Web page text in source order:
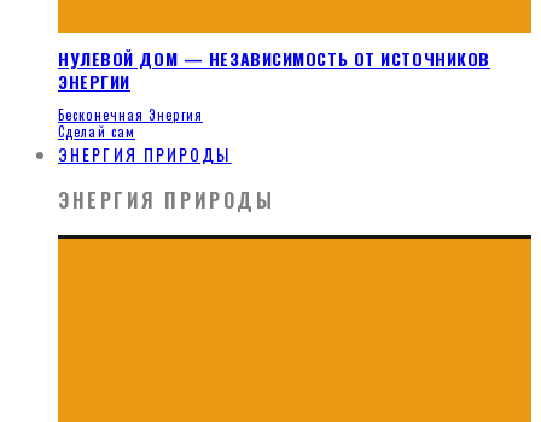
НУЛЕВОЙ ДОМ — НЕЗАВИСИМОСТЬ ОТ ИСТОЧНИКОВ
ЭНЕРГИИ
Бесконечная Энергия
Сделай сам
ЭНЕРГИЯ ПРИРОДЫ
ЭНЕРГИЯ ПРИРОДЫ